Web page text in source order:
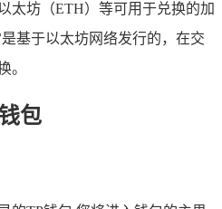
太坊（ETH）等可用于兑换的加
基于以太坊网络发行的，在交
。
包